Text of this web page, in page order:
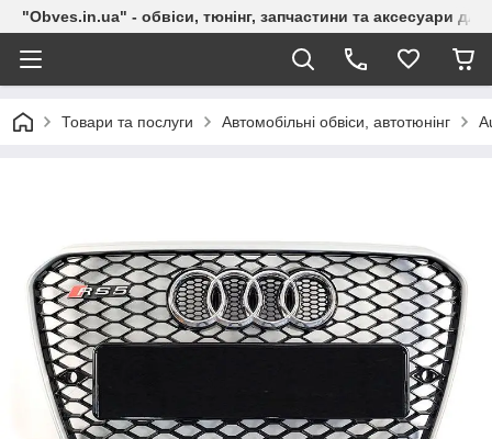
"Obves.in.ua" - обвіси, тюнінг, запчастини та аксесуари
Товари та послуги Автомобільні обвіси, автотюнінг